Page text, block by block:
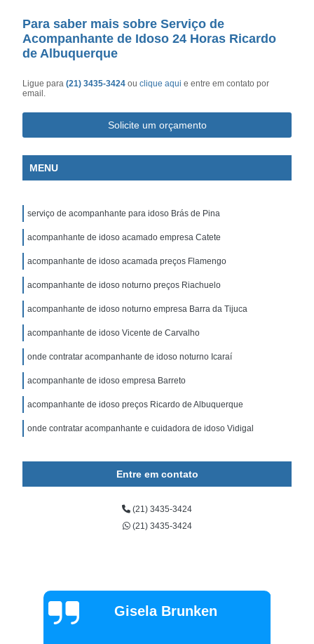
Para saber mais sobre Serviço de
Acompanhante de Idoso 24 Horas Ricardo
de Albuquerque
Ligue para(21) 3435-3424ouclique aqui e entre em contato por
email.
Solicite um orçamento
MENU
serviço de acompanhante para idoso Brás de Pina
acompanhante de idoso acamado empresa Catete
acompanhante de idoso acamada preços Flamengo
acompanhante de idoso noturno preços Riachuelo
acompanhante de idoso noturno empresa Barra da Tijuca
acompanhante de idoso Vicente de Carvalho
onde contratar acompanhante de idoso noturno Icaraí
acompanhante de idoso empresa Barreto
acompanhante de idoso preços Ricardo de Albuquerque
onde contratar acompanhante e cuidadora de idoso Vidigal
Entre em contato
(21) 3435-3424
(21) 3435-3424
Gisela Brunken